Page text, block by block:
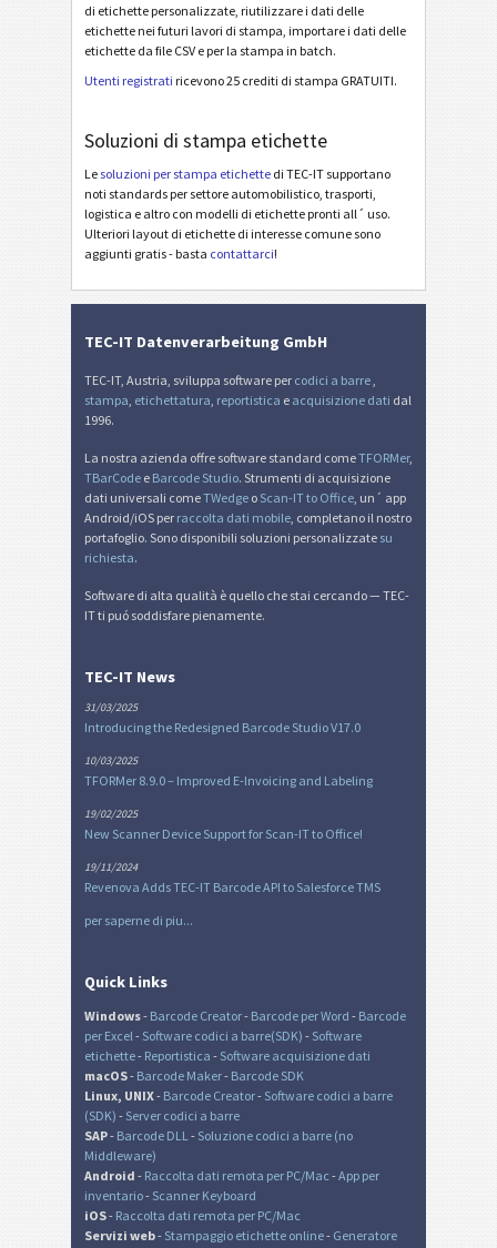
Odette OTL 3 - L3P License Plate - Master Mixed
G
Galia
B BOSCH
MAT Etichette MAT
LTO Etichette LTO
I Etichette di inventario
NF Nutrition Labels
€ Mandato SEPA
₣ QR-fattura svizzera
di etichette personalizzate, riutilizzare i dati delle
etichette nei futuri lavori di stampa, importare i dati delle
etichette da file CSV e per la stampa in batch.
Utenti registrati ricevono 25 crediti di stampa GRATUITI.
Soluzioni di stampa etichette
Le soluzioni per stampa etichette di TEC-IT supportano
noti standards per settore automobilistico, trasporti,
logistica e altro con modelli di etichette pronti all´ uso.
Ulteriori layout di etichette di interesse comune sono
aggiunti gratis - basta contattarci!
TEC-IT Datenverarbeitung GmbH
TEC-IT, Austria, sviluppa software per codici a barre,
stampa, etichettatura, reportistica e acquisizione dati dal
1996.
La nostra azienda offre software standard comeTFORMer,
TBarCode e Barcode Studio. Strumenti di acquisizione
dati universali comeTWedge o Scan-IT to Office, un´ app
Android/iOS per raccolta dati mobile, completano il nostro
portafoglio. Sono disponibili soluzioni personalizzate su
richiesta.
Software di alta qualità è quello che stai cercando — TEC-
IT ti puó soddisfare pienamente.
TEC-IT News
31/03/2025
Introducing the Redesigned Barcode Studio V17.0
10/03/2025
TFORMer 8.9.0 – Improved E-Invoicing and Labeling
19/02/2025
New Scanner Device Support for Scan-IT to Office!
19/11/2024
Revenova Adds TEC-IT Barcode API to Salesforce TMS
per saperne di piu...
Quick Links
Windows- Barcode Creator- Barcode per Word - Barcode
per Excel- Software codici a barre(SDK) - Software
etichette- Reportistica - Software acquisizione dati
macOS- Barcode Maker- Barcode SDK
Linux, UNIX- Barcode Creator- Software codici a barre
(SDK) - Server codici a barre
SAP- Barcode DLL- Soluzione codici a barre (no
Middleware)
Android - Raccolta dati remota per PC/Mac -App per
inventario- Scanner Keyboard
iOS- Raccolta dati remota per PC/Mac
Servizi web- Stampaggio etichette online- Generatore